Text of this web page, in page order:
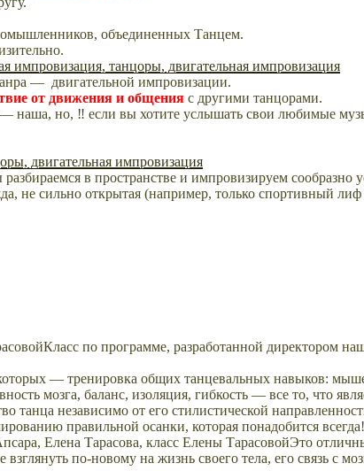
объединенных Танцем.
— двигательной импровизации.
от движения и общения с другими танцорами.
— наша, но, ‼ если вы хотите услышать свои любимые
в пространстве и импровизируем сообразно
не сильно открытая (например, только спортивный
Класс по программе, разработанной директором
— тренировка общих танцевальных навыков:
мозга, баланс, изоляция, гибкость — все то, что
танца независимо от его стилистической
правильной осанки, которая понадобится всегда!
Это
по-новому на жизнь своего тела, его связь с